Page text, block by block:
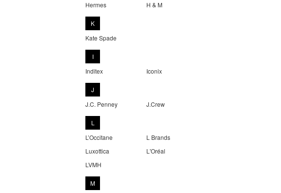
Hermes
H & M
K
Kate Spade
I
Inditex
Iconix
J
J.C. Penney
J.Crew
L
L’Occitane
L Brands
Luxottica
L'Oréal
LVMH
M